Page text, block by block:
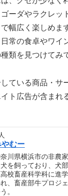
ーダやラクレッ
幅広く楽しめま
常の食卓やワイ
類を見つけてみ
ている商品・サ
ト広告が含まれ
やむー
川県横浜市の非農
を飼っており、犬
高校畜産科学科に進
、畜産部牛プロジ
。